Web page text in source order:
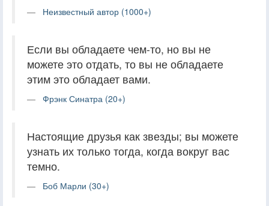
Неизвестный автор (1000+)
Если вы обладаете чем-то, но вы не
можете это отдать, то вы не обладаете
этим это обладает вами.
Фрэнк Синатра (20+)
Настоящие друзья как звезды; вы можете
узнать их только тогда, когда вокруг вас
темно.
Боб Марли (30+)